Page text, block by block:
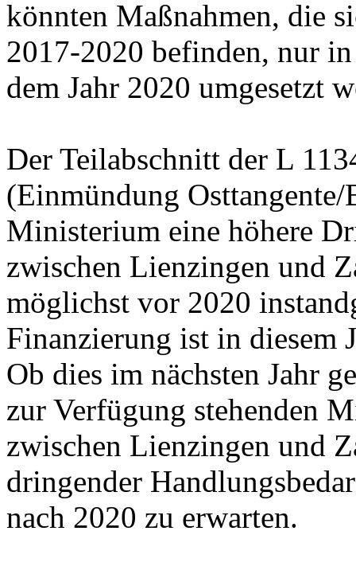
könnten Maßnahmen, die
2017-2020 befinden, nur
dem Jahr 2020 umgesetzt
Der Teilabschnitt der L
(Einmündung
Ministerium eine höhere
zwischen Lienzingen und
möglichst vor 2020
Finanzierung ist in diesem
Ob dies im nächsten Jahr
zur Verfügung stehenden
zwischen Lienzingen und
dringender
nach 2020 zu erwarten.